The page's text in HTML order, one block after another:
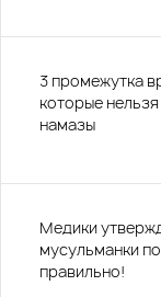
3 промежутка
которые
намазы
Медики
мусульманки
правильно!